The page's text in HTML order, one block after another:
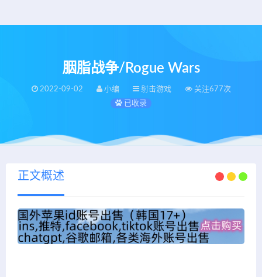
胭脂战争/Rogue Wars
2022-09-02 小编 射击游戏
关注677次
已收录
正文概述